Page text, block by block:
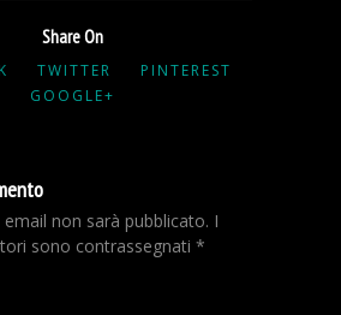
Share On
TWITTER
PINTEREST
GOOGLE+
non sarà pubblicato. I
sono contrassegnati *